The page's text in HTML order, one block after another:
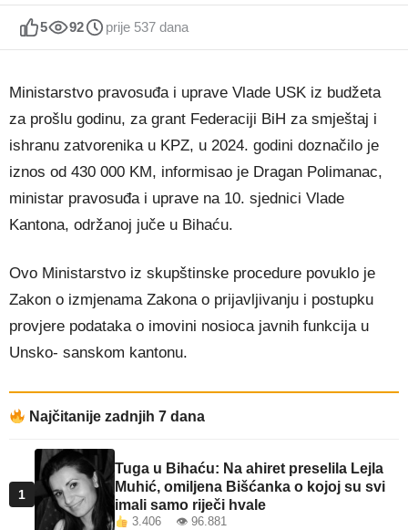
5 92 prije 537 dana
Ministarstvo pravosuđa i uprave Vlade USK iz budžeta
za prošlu godinu, za grant Federaciji BiH za smještaj i
ishranu zatvorenika u KPZ, u 2024. godini doznačilo je
iznos od 430 000 KM, informisao je Dragan Polimanac,
ministar pravosuđa i uprave na 10. sjednici Vlade
Kantona, održanoj juče u Bihaću.
Ovo Ministarstvo iz skupštinske procedure povuklo je
Zakon o izmjenama Zakona o prijavljivanju i postupku
provjere podataka o imovini nosioca javnih funkcija u
Unsko- sanskom kantonu.
Najčitanije zadnjih 7 dana
1
Tuga u Bihaću: Na ahiret preselila Lejla
Muhić, omiljena Bišćanka o kojoj su svi
imali samo riječi hvale
3.406 👁 96.881